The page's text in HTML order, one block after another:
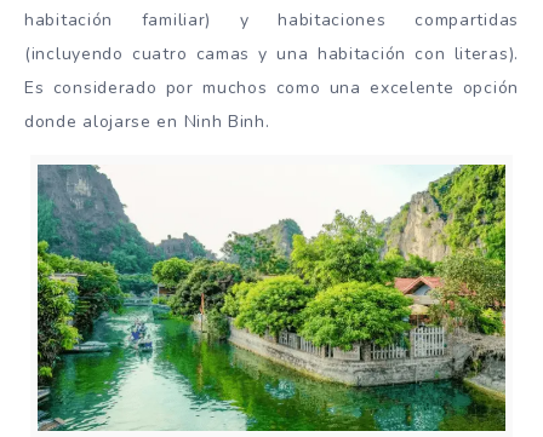
habitación familiar) y habitaciones compartidas
(incluyendo cuatro camas y una habitación con literas).
Es considerado por muchos como una excelente opción
donde alojarse en Ninh Binh.